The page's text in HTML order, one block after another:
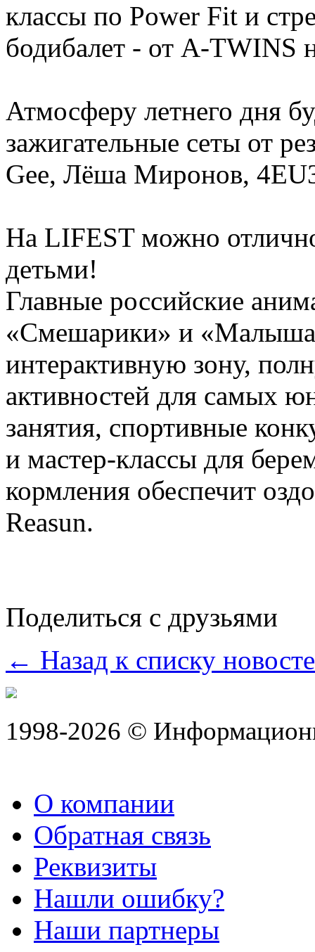
классы по Power Fit и
бодибалет - от A-TWINS
Атмосферу летнего дня
зажигательные сеты от
Gee, Лёша Миронов,
На LIFEST можно
детьми!
Главные российские
«Смешарики» и
интерактивную зону,
активностей для самых
занятия, спортивные
и мастер-классы для
кормления обеспечит
Reasun.
Поделиться с друзьями
← Назад к списку
1998-2026 ©
О компании
Обратная связь
Реквизиты
Нашли ошибку?
Наши партнеры